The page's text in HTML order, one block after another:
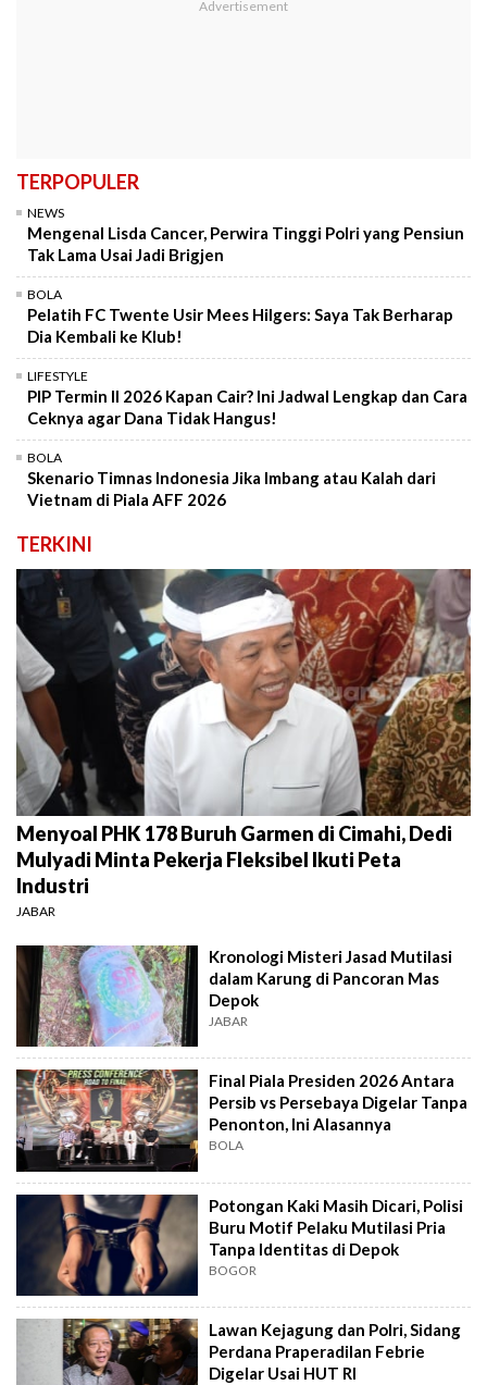
TERPOPULER
NEWS
Mengenal Lisda Cancer, Perwira Tinggi Polri yang Pensiun
Tak Lama Usai Jadi Brigjen
BOLA
Pelatih FC Twente Usir Mees Hilgers: Saya Tak Berharap
Dia Kembali ke Klub!
LIFESTYLE
PIP Termin II 2026 Kapan Cair? Ini Jadwal Lengkap dan Cara
Ceknya agar Dana Tidak Hangus!
BOLA
Skenario Timnas Indonesia Jika Imbang atau Kalah dari
Vietnam di Piala AFF 2026
TERKINI
Menyoal PHK 178 Buruh Garmen di Cimahi, Dedi
Mulyadi Minta Pekerja Fleksibel Ikuti Peta
Industri
JABAR
Kronologi Misteri Jasad Mutilasi
dalam Karung di Pancoran Mas
Depok
JABAR
Final Piala Presiden 2026 Antara
Persib vs Persebaya Digelar Tanpa
Penonton, Ini Alasannya
BOLA
Potongan Kaki Masih Dicari, Polisi
Buru Motif Pelaku Mutilasi Pria
Tanpa Identitas di Depok
BOGOR
Lawan Kejagung dan Polri, Sidang
Perdana Praperadilan Febrie
Digelar Usai HUT RI